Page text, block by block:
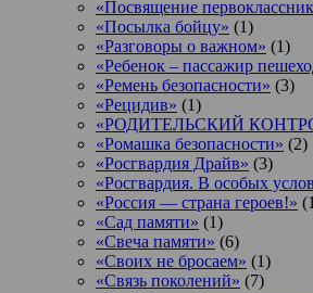
«Посвящение
«Посылка бойцу» (1)
«Разговоры о важном» (1)
«Ребенок – пассажир
«Ремень безопасности» (3)
«Рецидив» (1)
«РОДИТЕЛЬСКИЙ
«Ромашка безопасности» (2)
«Росгвардия Драйв» (3)
«Росгвардия. В особых
«Россия — страна героев!»
«Сад памяти» (1)
«Свеча памяти» (6)
«Своих не бросаем» (1)
«Связь поколений» (7)